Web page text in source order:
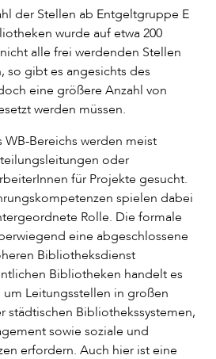
der Stellen ab Entgeltgruppe E
wurde auf etwa 200
alle frei werdenden Stellen
so gibt es angesichts des
eine größere Anzahl von
werden müssen.
Bereichs werden meist
oder
für Projekte gesucht.
spielen dabei
Rolle. Die formale
eine abgeschlossene
Bibliotheksdienst
Bibliotheken handelt es
um Leitungsstellen in großen
städtischen Bibliothekssystemen,
sowie soziale und
erfordern. Auch hier ist eine